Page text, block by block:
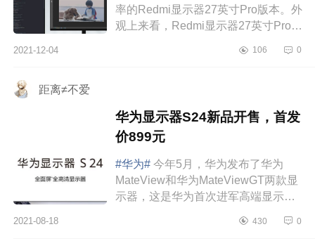
率的Redmi显示器27英寸Pro版本。外
观上来看，Redmi显示器27英寸Pro延
体黑色外观，拥有全功能支架，支持
2021-12-04 106 0
距离≠不爱
华为显示器S24新品开售，首发
价899元
#华为# 今年5月，华为发布了华为
MateView和华为MateViewGT两款显
示器，这是华为首次进军高端显示市
器要求不高的消费者来讲的话，价格
2021-08-18 430 0